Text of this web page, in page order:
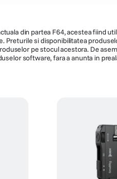
din partea F64, acestea fiind
Preturile si disponibilitatea
pe stocul acestora. De
software, fara a anunta in